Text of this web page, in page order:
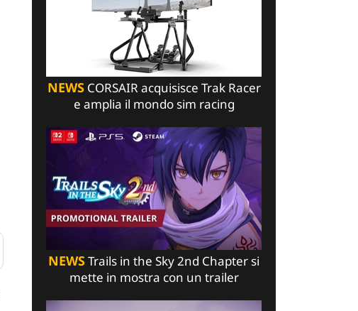
NEWSCORSAIR acquisisce Trak Racer
e amplia il mondo sim racing
NEWSTrails in the Sky 2nd Chapter si
mette in mostra con un trailer